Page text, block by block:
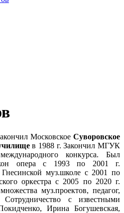
Московское Суворовское
в 1988 г. Закончил МГУК
конкурса. Был
опера с 1993 по 2001 г.
Гнесинской муз.школе с 2001 по
оркестра с 2005 по 2020 г.
муз.проектов, педагог,
с известными
Ирина Богушевская,